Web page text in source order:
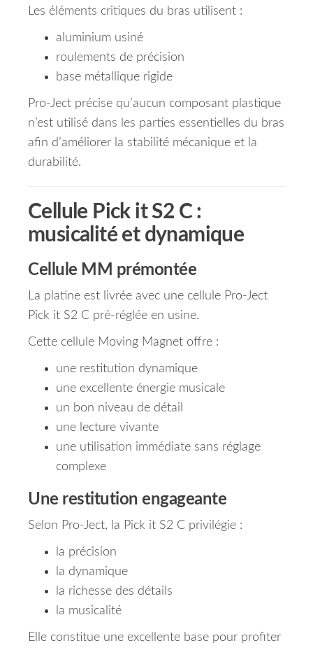
Les éléments critiques du bras utilisent :
aluminium usiné
roulements de précision
base métallique rigide
Pro-Ject précise qu’aucun composant plastique
n’est utilisé dans les parties essentielles du bras
afin d’améliorer la stabilité mécanique et la
durabilité.
Cellule Pick it S2 C :
musicalité et dynamique
Cellule MM prémontée
La platine est livrée avec une cellule Pro-Ject
Pick it S2 C pré-réglée en usine.
Cette cellule Moving Magnet offre :
une restitution dynamique
une excellente énergie musicale
un bon niveau de détail
une lecture vivante
une utilisation immédiate sans réglage
complexe
Une restitution engageante
Selon Pro-Ject, la Pick it S2 C privilégie :
la précision
la dynamique
la richesse des détails
la musicalité
Elle constitue une excellente base pour profiter